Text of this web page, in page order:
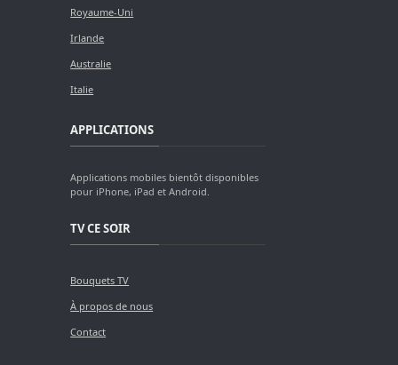
Royaume-Uni
Irlande
Australie
Italie
APPLICATIONS
Applications mobiles bientôt disponibles
pour iPhone, iPad et Android.
TV CE SOIR
Bouquets TV
À propos de nous
Contact